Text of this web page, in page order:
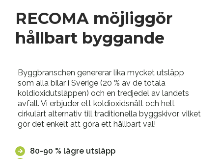
RECOMA möjliggör
hållbart byggande
Byggbranschen genererar lika mycket utsläpp
som alla bilar i Sverige (20 % av de totala
koldioxidutsläppen) och en tredjedel av landets
avfall. Vi erbjuder ett koldioxidsnålt och helt
cirkulärt alternativ till traditionella byggskivor, vilket
gör det enkelt att göra ett hållbart val!
80-90 % lägre utsläpp